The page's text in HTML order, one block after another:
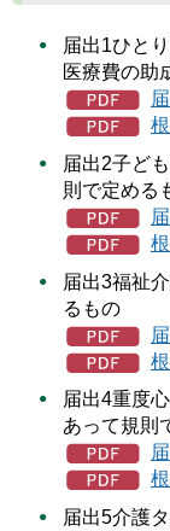
届出1ひと
医療費の助
届出2子ど
則で定める
届出3福祉
るもの
届出4重度
あって規則
届出5介護